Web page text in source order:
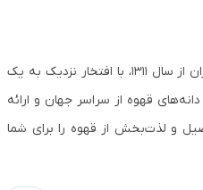
ریو، نخستین تولیدکننده قهوه در ایران از سال ۱۳۱۱، با افتخار نزدیک به یک
قهوه از سراسر جهان و ارائه
و لذت‌بخش از قهوه را برای شما